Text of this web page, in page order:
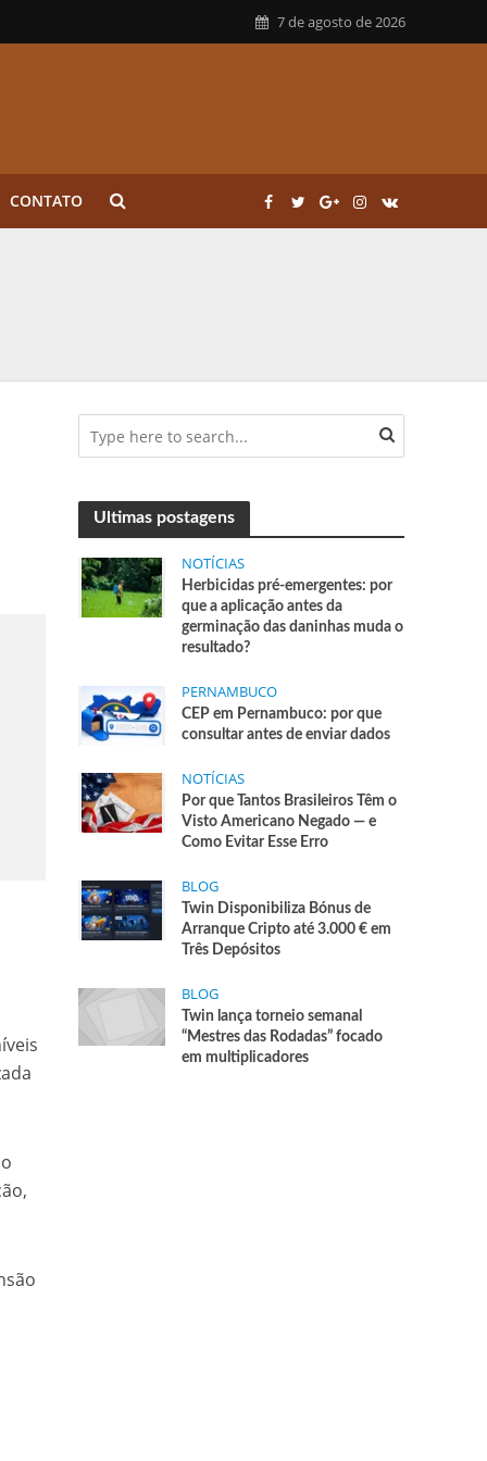
7 de agosto de 2026
CONTATO
Ultimas postagens
NOTÍCIAS
Herbicidas pré-emergentes: por
que a aplicação antes da
germinação das daninhas muda o
resultado?
PERNAMBUCO
CEP em Pernambuco: por que
consultar antes de enviar dados
NOTÍCIAS
Por que Tantos Brasileiros Têm o
Visto Americano Negado — e
Como Evitar Esse Erro
BLOG
Twin Disponibiliza Bónus de
Arranque Cripto até 3.000 € em
Três Depósitos
BLOG
Twin lança torneio semanal
“Mestres das Rodadas” focado
em multiplicadores